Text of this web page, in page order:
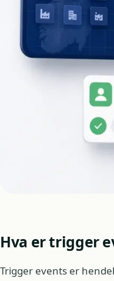
Hva er trigger
Trigger events er